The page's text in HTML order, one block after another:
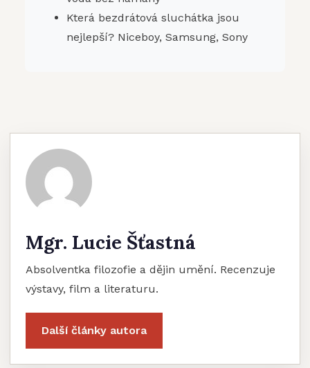
Která bezdrátová sluchátka jsou
nejlepší? Niceboy, Samsung, Sony
Mgr. Lucie Šťastná
Absolventka filozofie a dějin umění. Recenzuje
výstavy, film a literaturu.
Další články autora